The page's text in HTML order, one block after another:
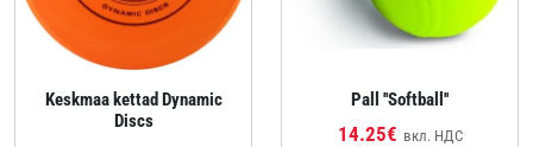
Keskmaa kettad Dynamic
Discs
Pall ''Softball''
14.25€ вкл. НДС